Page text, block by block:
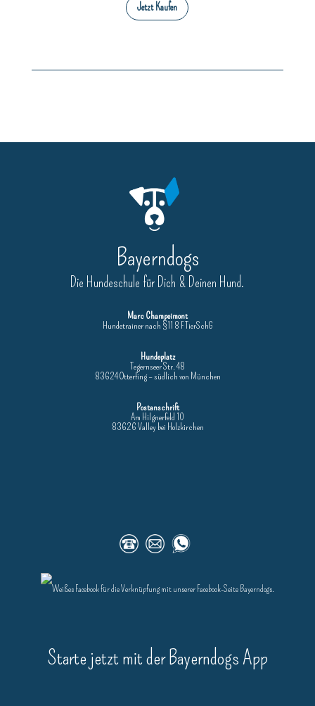
Jetzt Kaufen
Bayerndogs
Die Hundeschule für Dich & Deinen Hund.
Marc Champeimont
Hundetrainer nach §11 8 F TierSchG
Hundeplatz
Tegernseer Str. 48
83624 Otterfing – südlich von München
Postanschrift
Am Hilgnerfeld 10
83626 Valley bei Holzkirchen
Starte jetzt mit der Bayerndogs App